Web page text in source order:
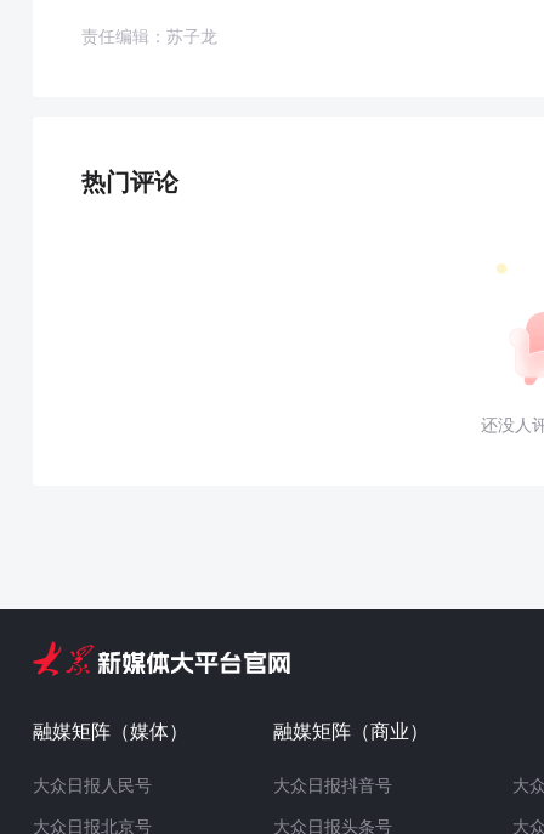
责任编辑：苏子龙
热门评论
还没人
融媒矩阵（媒体）
大众日报人民号
大众日报北京号
融媒矩阵（商业）
大众日报抖音号
大众日报头条号
大
大